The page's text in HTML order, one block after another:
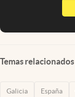
Temas relacionados
Galicia España